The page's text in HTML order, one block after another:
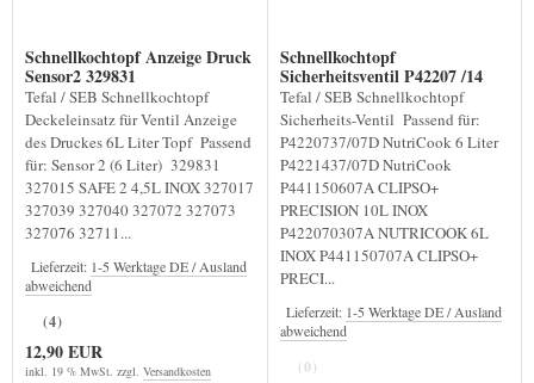
Schnellkochtopf Anzeige Druck
Sensor2 329831
Tefal / SEB Schnellkochtopf
Deckeleinsatz für Ventil Anzeige
des Druckes 6L Liter Topf Passend
für: Sensor 2 (6 Liter) 329831
327015 SAFE 2 4,5L INOX 327017
327039 327040 327072 327073
327076 32711...
Lieferzeit: 1-5 Werktage DE / Ausland
abweichend
(4)
12,90 EUR
inkl. 19 % MwSt. zzgl. Versandkosten
Schnellkochtopf
Sicherheitsventil P42207 /14
Tefal / SEB Schnellkochtopf
Sicherheits-Ventil Passend für:
P4220737/07D NutriCook 6 Liter
P4221437/07D NutriCook
P441150607A CLIPSO+
PRECISION 10L INOX
P422070307A NUTRICOOK 6L
INOX P441150707A CLIPSO+
PRECI...
Lieferzeit: 1-5 Werktage DE / Ausland
abweichend
(0)